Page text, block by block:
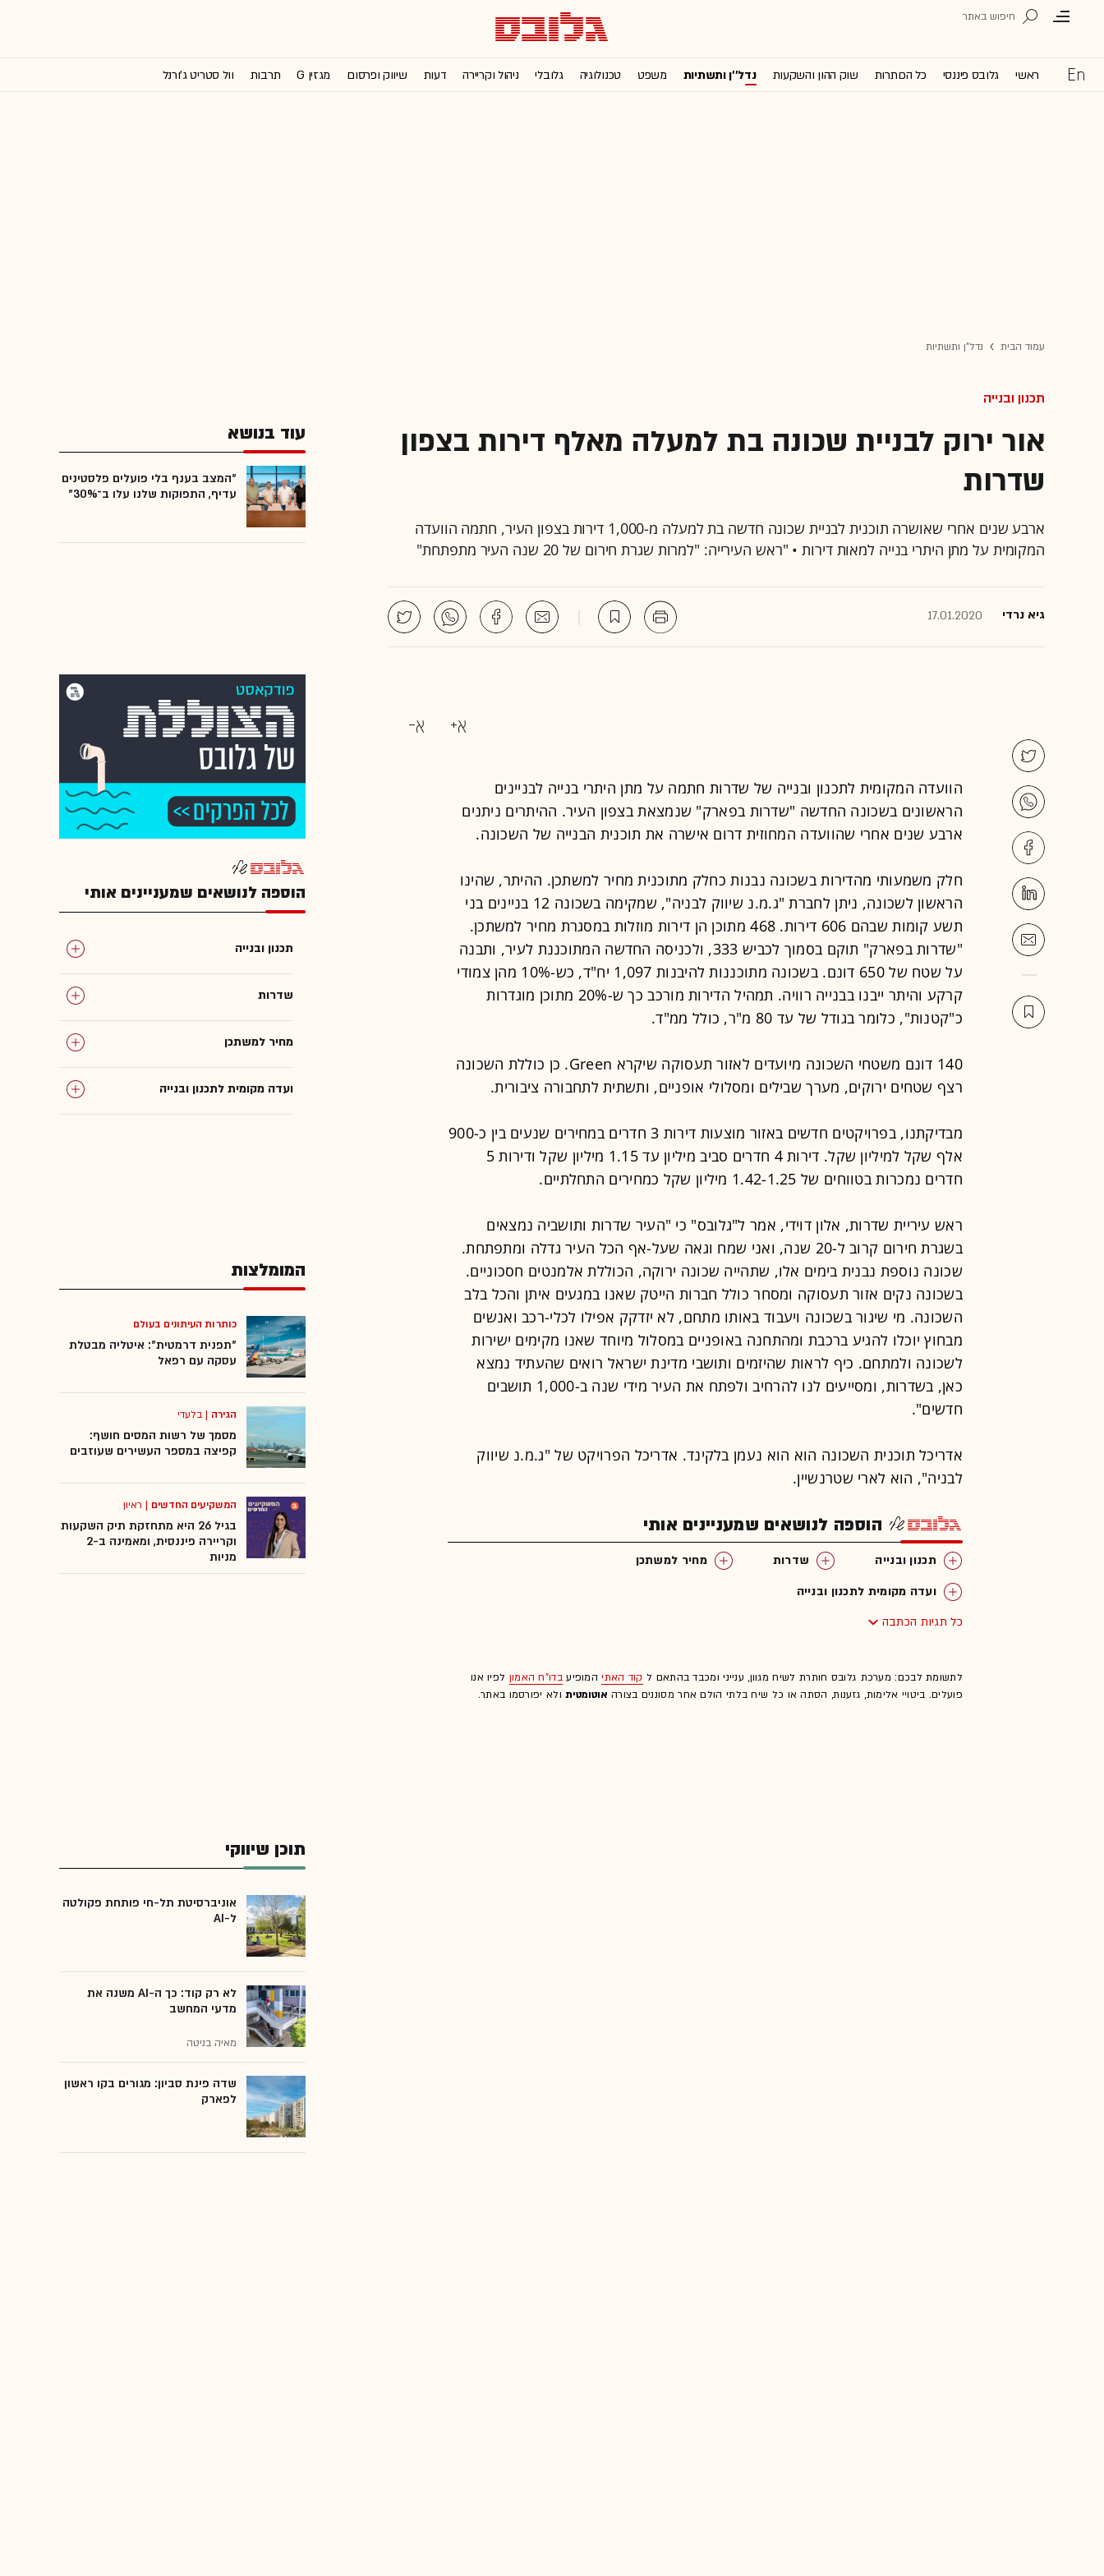
ראשי גלובס פיננסי כל הכותרות שוק ההון והשקעות נדל''ן ותשתיות משפט טכנולוגיה גלובלי ניהול וקריירה דעות שיווק ופרסום מגזין G תרבות וול סטריט ג'ורנל
עמוד הבית נדל"ן ותשתיות
תכנון ובנייה
אור ירוק לבניית שכונה בת למעלה מאלף דירות בצפון
שדרות
ארבע שנים אחרי שאושרה תוכנית לבניית שכונה חדשה בת למעלה מ-1,000 דירות בצפון העיר, חתמה הוועדה
המקומית על מתן היתרי בנייה למאות דירות • "ראש העירייה: "למרות שגרת חירום של 20 שנה העיר מתפתחת"
גיא נרדי 17.01.2020
הוועדה המקומית לתכנון ובנייה של שדרות חתמה על מתן היתרי בנייה לבניינים
הראשונים בשכונה החדשה "שדרות בפארק" שנמצאת בצפון העיר. ההיתרים ניתנים
ארבע שנים אחרי שהוועדה המחוזית דרום אישרה את תוכנית הבנייה של השכונה.
חלק משמעותי מהדירות בשכונה נבנות כחלק מתוכנית מחיר למשתכן. ההיתר, שהינו
הראשון לשכונה, ניתן לחברת "ג.מ.נ שיווק לבניה", שמקימה בשכונה 12 בניינים בני
תשע קומות שבהם 606 דירות. 468 מתוכן הן דירות מוזלות במסגרת מחיר למשתכן.
"שדרות בפארק" תוקם בסמוך לכביש 333, ולכניסה החדשה המתוכננת לעיר, ותבנה
על שטח של 650 דונם. בשכונה מתוכננות להיבנות 1,097 יח"ד, כש-10% מהן צמודי
קרקע והיתר ייבנו בבנייה רוויה. תמהיל הדירות מורכב כך ש-20% מתוכן מוגדרות
כ"קטנות", כלומר בגודל של עד 80 מ"ר, כולל ממ"ד.
140 דונם משטחי השכונה מיועדים לאזור תעסוקה שיקרא Green. כן כוללת השכונה
רצף שטחים ירוקים, מערך שבילים ומסלולי אופניים, ותשתית לתחבורה ציבורית.
מבדיקתנו, בפרויקטים חדשים באזור מוצעות דירות 3 חדרים במחירים שנעים בין כ-900
אלף שקל למיליון שקל. דירות 4 חדרים סביב מיליון עד 1.15 מיליון שקל ודירות 5
חדרים נמכרות בטווחים של 1.42-1.25 מיליון שקל כמחירים התחלתיים.
ראש עיריית שדרות, אלון דוידי, אמר ל"גלובס" כי "העיר שדרות ותושביה נמצאים
בשגרת חירום קרוב ל-20 שנה, ואני שמח וגאה שעל-אף הכל העיר גדלה ומתפתחת.
שכונה נוספת נבנית בימים אלו, שתהייה שכונה ירוקה, הכוללת אלמנטים חסכוניים.
בשכונה נקים אזור תעסוקה ומסחר כולל חברות הייטק שאנו במגעים איתן והכל בלב
השכונה. מי שיגור בשכונה ויעבוד באותו מתחם, לא יזדקק אפילו לכלי-רכב ואנשים
מבחוץ יוכלו להגיע ברכבת ומהתחנה באופניים במסלול מיוחד שאנו מקימים ישירות
לשכונה ולמתחם. כיף לראות שהיזמים ותושבי מדינת ישראל רואים שהעתיד נמצא
כאן, בשדרות, ומסייעים לנו להרחיב ולפתח את העיר מידי שנה ב-1,000 תושבים
חדשים".
אדריכל תוכנית השכונה הוא הוא נעמן בלקינד. אדריכל הפרויקט של "ג.מ.נ שיווק
לבניה", הוא לארי שטרנשיין.
הוספה לנושאים שמעניינים אותי
תכנון ובנייה שדרות
מחיר למשתכן
ועדה מקומית לתכנון ובנייה
כל תגיות הכתבה
לתשומת לבכם: מערכת גלובס חותרת לשיח מגוון, ענייני ומכבד בהתאם ל קוד האתיהמופיעבדו"ח האמון לפיו אנו
פועלים. ביטויי אלימות, גזענות, הסתה או כל שיח בלתי הולם אחר מסוננים בצורה אוטומטיתולא יפורסמו באתר.
עוד בנושא
"המצב בענף בלי פועלים פלסטינים
עדיף, התפוקות שלנו עלו ב־30%"
הוספה לנושאים שמעניינים אותי
תכנון ובנייה
שדרות
מחיר למשתכן
ועדה מקומית לתכנון ובנייה
המומלצות
כותרות העיתונים בעולם
"תפנית דרמטית": איטליה מבטלת
עסקה עם רפאל
הגירה |בלעדי
מסמך של רשות המסים חושף:
קפיצה במספר העשירים שעוזבים
המשקיעים החדשים | ראיון
בגיל 26 היא מתחזקת תיק השקעות
וקריירה פיננסית, ומאמינה ב-2
מניות
תוכן שיווקי
אוניברסיטת תל-חי פותחת פקולטה
ל-AI
לא רק קוד: כך ה-AI משנה את
מדעי המחשב
מאיה בניטה
שדה פינת סביון: מגורים בקו ראשון
לפארק